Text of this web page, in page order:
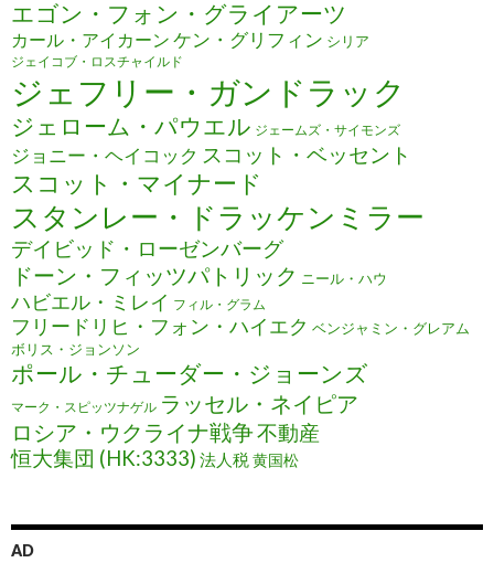
エゴン・フォン・グライアーツ
カール・アイカーン ケン・グリフィン シリア
ジェイコブ・ロスチャイルド
ジェフリー・ガンドラック
ジェローム・パウエル ジェームズ・サイモンズ
ジョニー・ヘイコック スコット・ベッセント
スコット・マイナード
スタンレー・ドラッケンミラー
デイビッド・ローゼンバーグ
ドーン・フィッツパトリック ニール・ハウ
ハビエル・ミレイ フィル・グラム
フリードリヒ・フォン・ハイエク ベンジャミン・グレアム
ボリス・ジョンソン
ポール・チューダー・ジョーンズ
マーク・スピッツナゲル ラッセル・ネイピア
ロシア・ウクライナ戦争不動産
恒大集団 (HK:3333) 法人税黄国松
AD